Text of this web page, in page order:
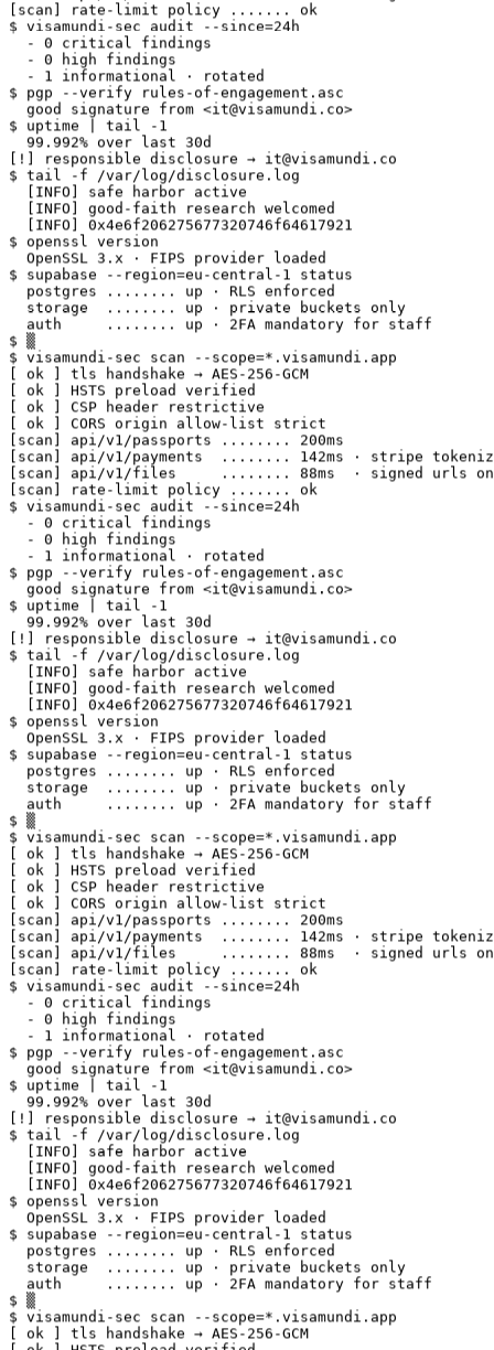
$ visamundi-sec audit --since=24h
  - 0 critical findings
  - 0 high findings
  - 1 informational · rotated
$ pgp --verify rules-of-engagement.asc
  good signature from <it@visamundi.co>
$ uptime | tail -1
  99.992% over last 30d
[!] responsible disclosure → it@visamundi.co
$ tail -f /var/log/disclosure.log
  [INFO] safe harbor active
  [INFO] good-faith research welcomed
  [INFO] 0x4e6f206275677320746f64617921
$ openssl version
  OpenSSL 3.x · FIPS provider loaded
$ supabase --region=eu-central-1 status
  postgres ........ up · RLS enforced
  storage  ........ up · private buckets only
  auth     ........ up · 2FA mandatory for staff
$ ▒
$ visamundi-sec scan --scope=*.visamundi.app
[ ok ] tls handshake → AES-256-GCM
[ ok ] HSTS preload verified
[ ok ] CSP header restrictive
[ ok ] CORS origin allow-list strict
[scan] api/v1/passports ........ 200ms
[scan] api/v1/payments  ........ 142ms · stripe
[scan] api/v1/files     ........ 88ms  · signed urls
[scan] rate-limit policy ....... ok
$ visamundi-sec audit --since=24h
  - 0 critical findings
  - 0 high findings
  - 1 informational · rotated
$ pgp --verify rules-of-engagement.asc
  good signature from <it@visamundi.co>
$ uptime | tail -1
  99.992% over last 30d
[!] responsible disclosure → it@visamundi.co
$ tail -f /var/log/disclosure.log
  [INFO] safe harbor active
  [INFO] good-faith research welcomed
  [INFO] 0x4e6f206275677320746f64617921
$ openssl version
  OpenSSL 3.x · FIPS provider loaded
$ supabase --region=eu-central-1 status
  postgres ........ up · RLS enforced
  storage  ........ up · private buckets only
  auth     ........ up · 2FA mandatory for staff
$ ▒
$ visamundi-sec scan --scope=*.visamundi.app
[ ok ] tls handshake → AES-256-GCM
[ ok ] HSTS preload verified
[ ok ] CSP header restrictive
[ ok ] CORS origin allow-list strict
[scan] api/v1/passports ........ 200ms
[scan] api/v1/payments  ........ 142ms · stripe
[scan] api/v1/files     ........ 88ms  · signed urls
[scan] rate-limit policy ....... ok
$ visamundi-sec audit --since=24h
  - 0 critical findings
  - 0 high findings
  - 1 informational · rotated
$ pgp --verify rules-of-engagement.asc
  good signature from <it@visamundi.co>
$ uptime | tail -1
  99.992% over last 30d
[!] responsible disclosure → it@visamundi.co
$ tail -f /var/log/disclosure.log
  [INFO] safe harbor active
  [INFO] good-faith research welcomed
  [INFO] 0x4e6f206275677320746f64617921
$ openssl version
  OpenSSL 3.x · FIPS provider loaded
$ supabase --region=eu-central-1 status
  postgres ........ up · RLS enforced
  storage  ........ up · private buckets only
  auth     ........ up · 2FA mandatory for staff
$ ▒
$ visamundi-sec scan --scope=*.visamundi.app
[ ok ] tls handshake → AES-256-GCM
[ ok ] HSTS preload verified
[ ok ] CSP header restrictive